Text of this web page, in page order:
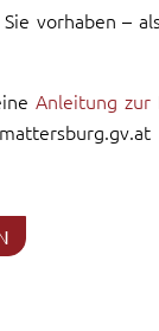
vorhaben –
Anleitung zur